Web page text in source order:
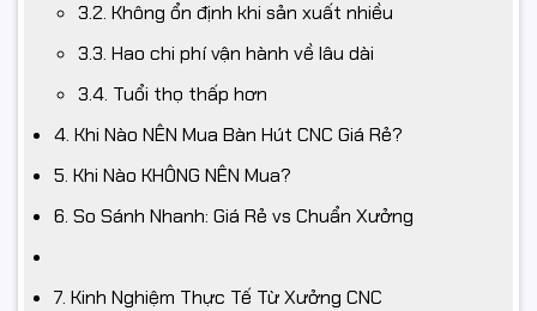
3.2. Không ổn định khi sản xuất nhiều
3.3. Hao chi phí vận hành về lâu dài
3.4. Tuổi thọ thấp hơn
4. Khi Nào NÊN Mua Bàn Hút CNC Giá Rẻ?
5. Khi Nào KHÔNG NÊN Mua?
6. So Sánh Nhanh: Giá Rẻ vs Chuẩn Xưởng
7. Kinh Nghiệm Thực Tế Từ Xưởng CNC